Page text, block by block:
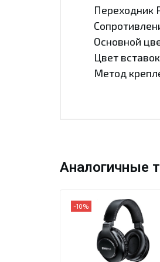
Переходник
Основной
Цвет
Метод
Аналогичные
-10%